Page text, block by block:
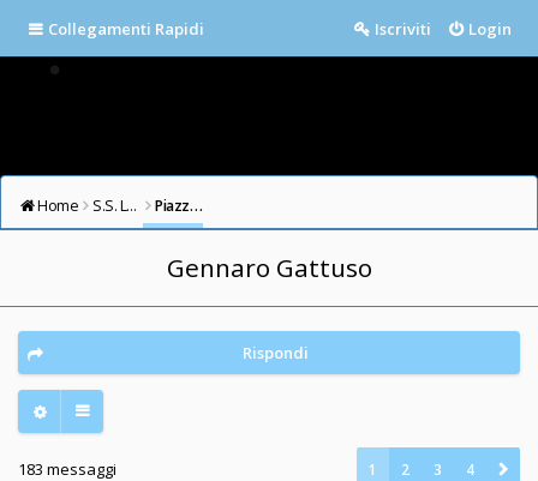
Collegamenti Rapidi Login
Iscriviti
Home S.S. LAZIO FORUM Piazza della Libertà
Gennaro Gattuso
Rispondi
183 messaggi 1 2 3 4